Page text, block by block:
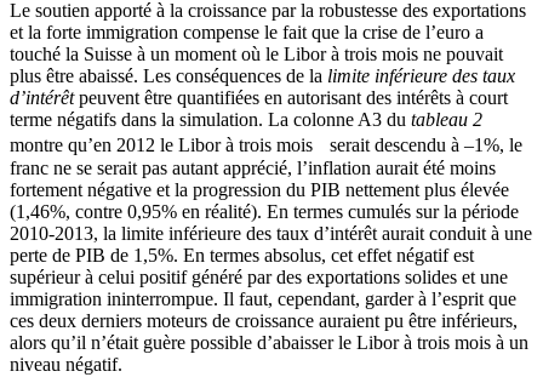
Le soutien apporté à la croissance par la robustesse des exportations
et la forte immigration compense le fait que la crise de l’euro a
touché la Suisse à un moment où le Libor à trois mois ne pouvait
plus être abaissé. Les conséquences de la limite inférieure des taux
d’intérêtpeuvent être quantifiées en autorisant des intérêts à court
terme négatifs dans la simulation. La colonne A3 du tableau 2
montre qu’en 2012 le Libor à trois mois serait descendu à –1%, le
franc ne se serait pas autant apprécié, l’inflation aurait été moins
fortement négative et la progression du PIB nettement plus élevée
(1,46%, contre 0,95% en réalité). En termes cumulés sur la période
2010-2013, la limite inférieure des taux d’intérêt aurait conduit à une
perte de PIB de 1,5%. En termes absolus, cet effet négatif est
supérieur à celui positif généré par des exportations solides et une
immigration ininterrompue. Il faut, cependant, garder à l’esprit que
ces deux derniers moteurs de croissance auraient pu être inférieurs,
alors qu’il n’était guère possible d’abaisser le Libor à trois mois à un
niveau négatif.